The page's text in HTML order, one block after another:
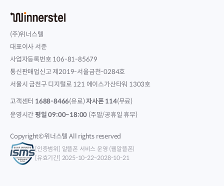
(주)위너스텔
대표이사 서준
사업자등록번호 106-81-85679
통신판매업신고 제2019-서울금천-0284호
서울시 금천구 디지털로 121 에이스가산타워 1303호
고객센터 1688-8466(유료)자사폰 114(무료)
운영시간평일 09:00~18:00 (주말/공휴일 휴무)
Copyright©위너스텔 All rights reserved
[인증범위] 알뜰폰 서비스 운영 (웰알뜰폰)
[유효기간] 2025-10-22~2028-10-21